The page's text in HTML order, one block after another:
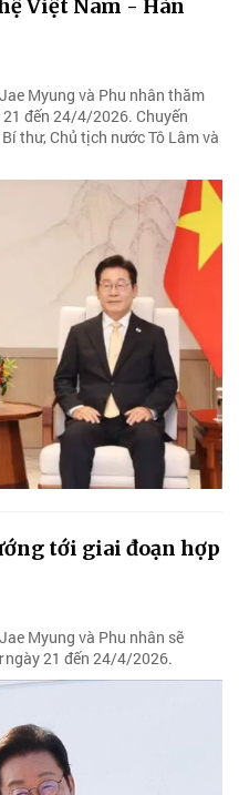
Việt Nam - Hàn
Myung và Phu nhân thăm
đến 24/4/2026. Chuyến
thư, Chủ tịch nước Tô Lâm và
tới giai đoạn hợp
Myung và Phu nhân sẽ
21 đến 24/4/2026.